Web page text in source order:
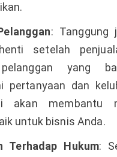
: Tanggung
setelah
yang
pertanyaan dan
akan membantu
untuk bisnis Anda.
Terhadap Hukum: